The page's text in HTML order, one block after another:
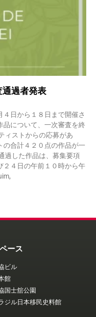
過者発表
日から１８日まで開催さ
品について、一次審査を終
ィストからの応募があ
の合計４２０点の作品が一
過した作品は、募集要項
２４日の午前１０時から午
ース
ビル
館
国士舘公園
ジル日本移民史料館